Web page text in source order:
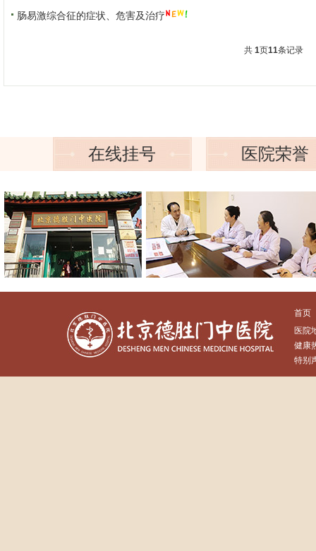
肠易激综合征的症状、危害及治疗
共1页11条记录
在线挂号 医院荣誉
首页
医院
健康
特别